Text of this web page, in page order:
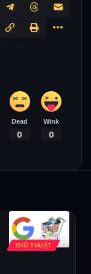
Dead
0
Wink
0
THỦ THUẬT